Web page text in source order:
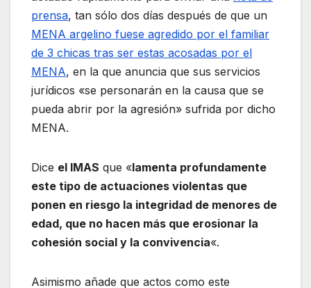
prensa, tan sólo dos días después de que un
MENA argelino fuese agredido por el familiar
de 3 chicas tras ser estas acosadas por el
MENA, en la que anuncia que sus servicios
jurídicos «se personarán en la causa que se
pueda abrir por la agresión» sufrida por dicho
MENA.
Dice el IMAS que «lamenta profundamente
este tipo de actuaciones violentas que
ponen en riesgo la integridad de menores de
edad, que no hacen más que erosionar la
cohesión social y la convivencia«.
Asimismo añade que actos como este